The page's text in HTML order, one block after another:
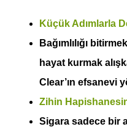
Küçük Adımlarla
Bağımlılığı
hayat kurmak
Clear’ın efsanevi
Zihin
Sigara sadece bir